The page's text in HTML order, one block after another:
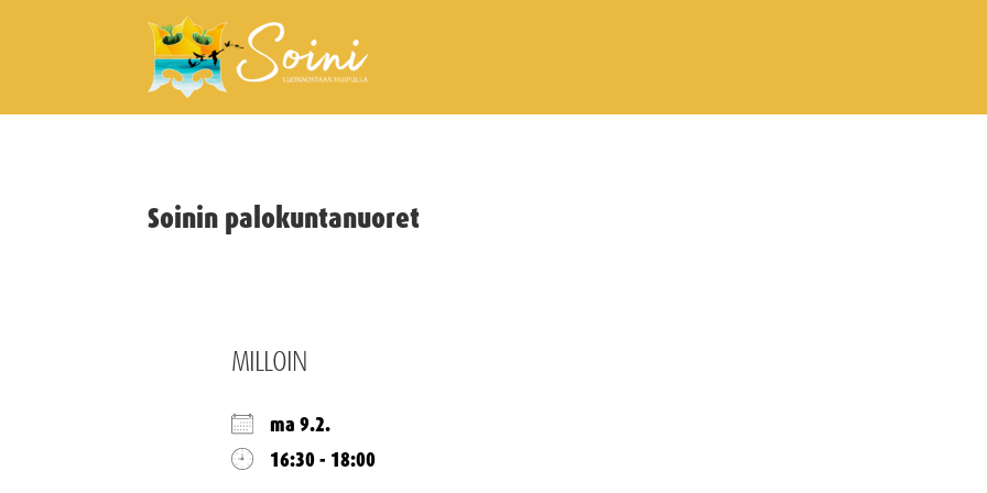
Soinin palokuntanuoret
MILLOIN
ma 9.2.
16:30 - 18:00